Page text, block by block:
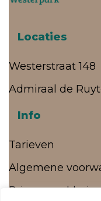
Locaties
Westerstraat 148
Admiraal de
Info
Tarieven
Algemene
Privacy